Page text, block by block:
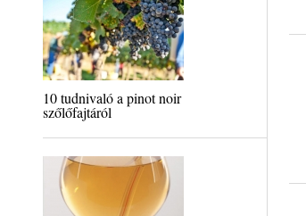
10 tudnivaló a pinot noir
szőlőfajtáról